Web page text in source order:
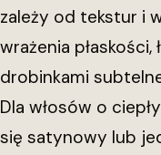
zależy od tekstur i
wrażenia
drobinkami
Dla włosów o
się satynowy lub